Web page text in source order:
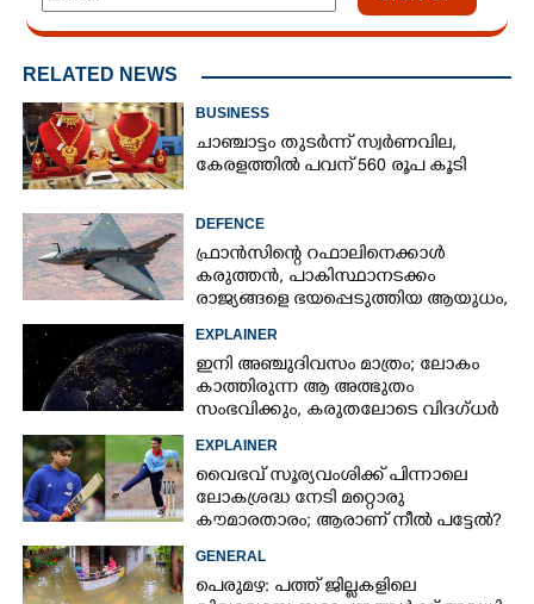
RELATED NEWS
BUSINESS
ചാഞ്ചാട്ടം തുടർന്ന് സ്വർണവില,
കേരളത്തിൽ പവന് 560 രൂപ കൂടി
DEFENCE
ഫ്രാൻസിന്റെ റഫാലിനെക്കാൾ
കരുത്തൻ,​ പാകിസ്ഥാനടക്കം
രാജ്യങ്ങളെ ഭയപ്പെടുത്തിയ ആയുധം,​
EXPLAINER
ഇനി അഞ്ചുദിവസം മാത്രം; ലോകം
കാത്തിരുന്ന ആ അത്ഭുതം
സംഭവിക്കും, കരുതലോടെ വിദഗ്ധർ
EXPLAINER
വൈഭവ് സൂര്യവംശിക്ക് പിന്നാലെ
ലോകശ്രദ്ധ നേടി മറ്റൊരു
കൗമാരതാരം; ആരാണ് നീൽ പട്ടേൽ?
GENERAL
പെരുമഴ: പത്ത് ജില്ലകളിലെ